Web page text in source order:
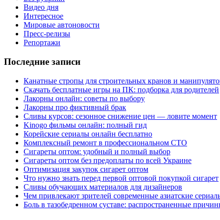
Видео дня
Интересное
Мировые автоновости
Пресс-релизы
Репортажи
Последние записи
Канатные стропы для строительных кранов и
Скачать бесплатные игры на ПК: подборка для родителей
Лакорны онлайн: советы по выбору
Лакорны про фиктивный брак
Сливы курсов: сезонное снижение цен — ловите момент
Kinogo фильмы онлайн: полный гид
Корейские сериалы онлайн бесплатно
Комплексный ремонт в профессиональном СТО
Сигареты оптом: удобный и полный выбор
Сигареты оптом без предоплаты по всей Украине
Оптимизация закупок сигарет оптом
Что нужно знать перед первой оптовой покупкой сигарет
Сливы обучающих материалов для дизайнеров
Чем привлекают зрителей современные азиатские
Боль в тазобедренном суставе: распространенные